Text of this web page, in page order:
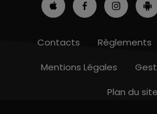
10h00 - 14h00
Contacts Règlements
Mentions Légales
Plan du site